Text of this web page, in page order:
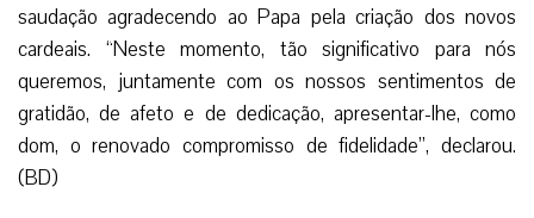
saudação agradecendo ao Papa pela criação dos novos
cardeais. “Neste momento, tão significativo para nós
queremos, juntamente com os nossos sentimentos de
gratidão, de afeto e de dedicação, apresentar-lhe, como
dom, o renovado compromisso de fidelidade”, declarou.
(BD)